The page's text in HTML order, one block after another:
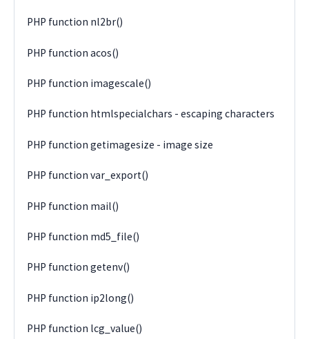
PHP function nl2br()
PHP function acos()
PHP function imagescale()
PHP function htmlspecialchars - escaping characters
PHP function getimagesize - image size
PHP function var_export()
PHP function mail()
PHP function md5_file()
PHP function getenv()
PHP function ip2long()
PHP function lcg_value()